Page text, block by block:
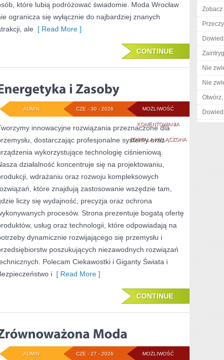
które lubią podróżować świadomie. Moda Wrocław
ogranicza się wyłącznie do najbardziej znanych
ale [ Read More ]
CONTINUE
MOŻLIWOŚĆ
KOMENTOWANIAENERGETYKA
I
ZASOBY
ZOSTAŁA WYŁĄCZONA
CZE - 30 - 2026
ADMIN
innowacyjne rozwiązania przeznaczone dla
dostarczając profesjonalne systemy oraz
wykorzystujące technologię ciśnieniową.
działalność koncentruje się na projektowaniu,
wdrażaniu oraz rozwoju kompleksowych
które znajdują zastosowanie wszędzie tam,
liczy się wydajność, precyzja oraz ochrona
procesów. Strona prezentuje bogatą ofertę
usług oraz technologii, które odpowiadają na
dynamicznie rozwijającego się przemysłu i
poszukujących niezawodnych rozwiązań
Polecam Ciekawostki i Giganty Świata i
i [ Read More ]
CONTINUE
MOŻLIWOŚĆ
CZE - 27 - 2026
ADMIN
Zobacz
Nie
Nie